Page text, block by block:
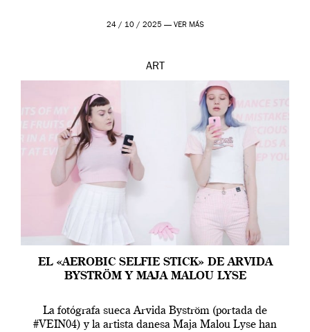
24 / 10 / 2025 — VER MÁS
ART
EL «AEROBIC SELFIE STICK» DE ARVIDA
BYSTRÖM Y MAJA MALOU LYSE
La fotógrafa sueca Arvida Byström (portada de
#VEIN04) y la artista danesa Maja Malou Lyse han